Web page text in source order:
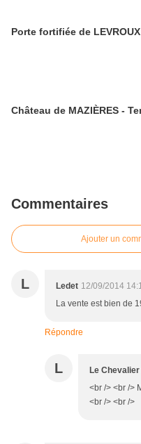
Porte fortifiée de LEVROUX
Château de MAZIÈRES -
Commentaires
Ajouter un
L Ledet 12/09/2014
La vente est bien de
Répondre
L Le
<br /> <br />
<br /> <br />